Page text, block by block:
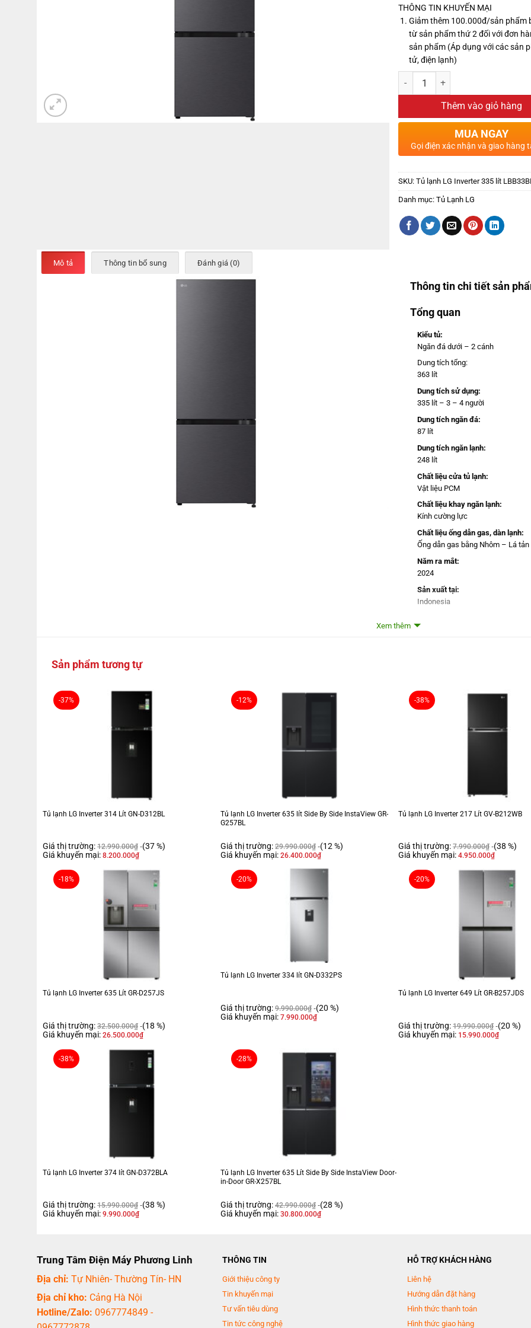
THÔNG TIN KHUYẾN MẠI
Giảm thêm 100.000đ/sản phẩm
từ sản phẩm thứ 2 đối với đơn
sản phẩm (Áp dụng với các sản
tử, điện lạnh)
Thêm vào giỏ hàng
MUA NGAY
Gọi điện xác nhận và giao hàng
SKU: Tủ lạnh LG Inverter 335 lít
Danh mục: Tủ Lạnh LG
Mô tả Thông tin bổ sung Đánh giá (0)
Thông tin chi tiết sản
Tổng quan
Kiểu tủ:
Ngăn đá dưới – 2 cánh
Dung tích tổng:
363 lít
Dung tích sử dụng:
335 lít – 3 – 4 người
Dung tích ngăn đá:
87 lít
Dung tích ngăn lạnh:
248 lít
Chất liệu cửa tủ lạnh:
Vật liệu PCM
Chất liệu khay ngăn lạnh:
Kính cường lực
Chất liệu ống dẫn gas, dàn lạnh:
Ống dẫn gas bằng Nhôm – Lá
Năm ra mắt:
2024
Sản xuất tại:
Indonesia
Mức tiêu thụ điện năng
Công nghệ bảo quản và
Công nghệ làm lạnh:
Bộ lọc khử mùi than hoạt tính
Tiện ích
Tiện ích:
Điều khiển từ xa LG ThinQ
Thông tin lắp đặt
Kích thước – Khối lượng:
Tủ lạnh LG Inverter 335 lít LBB33BLM dung tích sử dụng 335 lít thích hợp với gia đình từ 3 đến 4 thành viên. Tủ còn sở hữu thiết kế ngăn đá dưới
công nghệ Smart Inverter giúp tủ lạnh hoạt động êm ái vừa tiết kiệm điện năng hiệu quả.
Tổng quan thiết kế
thiết kế hiện đại, tăng thêm nét sang trọng và tính thẩm mỹ cho không gian sử dụng như phòng
độ bền cao và dễ dàng vệ sinh.- Tủ lạnh có dung tích sử dụng
3 - 4 thành viên.
Xem thêm
Sản phẩm tương tự
-37%
Tủ lạnh LG Inverter 314 Lít GN-D312BL
Giá thị trường: 12.990.000₫ (37 %)
Giá khuyến mại: 8.200.000₫
-12%
Tủ lạnh LG Inverter 635 lít Side By Side InstaView GR-
G257BL
Giá thị trường: 29.990.000₫ (12 %)
Giá khuyến mại: 26.400.000₫
-38%
Tủ lạnh LG Inverter 217 Lít GV-B212WB
Giá thị trường: 7.990.000₫ (38 %)
Giá khuyến mại: 4.950.000₫
-18%
Tủ lạnh LG Inverter 635 Lít GR-D257JS
Giá thị trường: 32.500.000₫ (18 %)
Giá khuyến mại: 26.500.000₫
-20%
Tủ lạnh LG Inverter 334 lít GN-D332PS
Giá thị trường: 9.990.000₫ (20 %)
Giá khuyến mại: 7.990.000₫
-20%
Tủ lạnh LG Inverter 649 Lít GR-B257JDS
Giá thị trường: 19.990.000₫ (20 %)
Giá khuyến mại: 15.990.000₫
-38%
Tủ lạnh LG Inverter 374 lít GN-D372BLA
Giá thị trường: 15.990.000₫ (38 %)
Giá khuyến mại: 9.990.000₫
-28%
Tủ lạnh LG Inverter 635 Lít Side By Side InstaView Door-
in-Door GR-X257BL
Giá thị trường: 42.990.000₫ (28 %)
Giá khuyến mại: 30.800.000₫
Trung Tâm Điện Máy Phương Linh
Địa chỉ: Tự Nhiên- Thường Tín- HN
Địa chỉ kho: Cảng Hà Nội
Hotline/Zalo: 0967774849 -
THÔNG TIN
Giới thiệu công ty
Tin khuyến mại
Tư vấn tiêu dùng
Tin tức công nghệ
HỖ TRỢ KHÁCH HÀNG
Liên hệ
Hướng dẫn đặt hàng
Hình thức thanh toán
Hình thức giao hàng